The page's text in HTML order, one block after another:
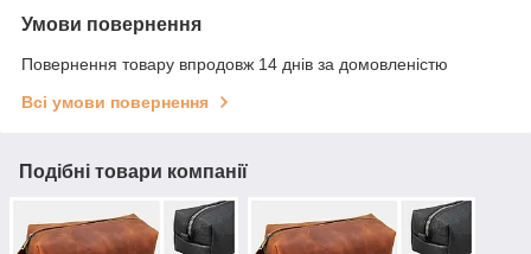
Умови повернення
Повернення товару впродовж 14 днів за домовленістю
Всі умови повернення
Подібні товари компанії